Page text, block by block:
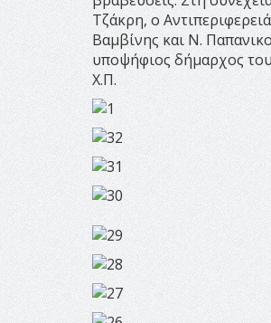
Τζάκρη, ο
Βαμβίνης και Ν.
υποψήφιος δήμαρχος
Χ.Π.